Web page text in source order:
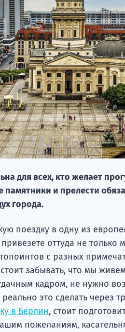
для всех, кто желает
памятники и прелести
города.
поездку в одну из
оттуда не только
с разных
забывать, что мы живем
кадром, не нужно
это сделать через
в Берлин, стоит
пожеланиям,